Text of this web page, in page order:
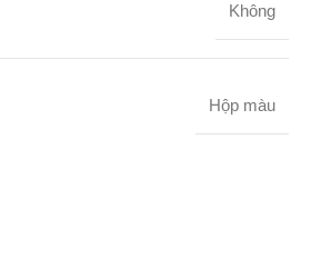
Không
Hộp màu